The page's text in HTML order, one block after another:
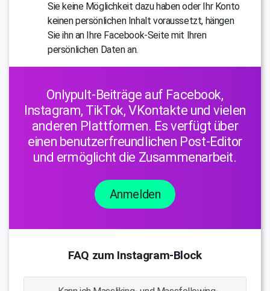
Sie keine Möglichkeit dazu haben oder Ihr Konto
keinen persönlichen Inhalt voraussetzt, hängen
Sie ihn an Ihre Facebook-Seite mit Ihren
persönlichen Daten an.
Onlypult-Beiträge auf Facebook,
Instagram, TikTok, VKontakte und vielen
anderen Plattformen. Es verfügt über
einen benutzerfreundlichen Post-Editor
und ermöglicht die Zusammenarbeit.
Anmelden
FAQ zum Instagram-Block